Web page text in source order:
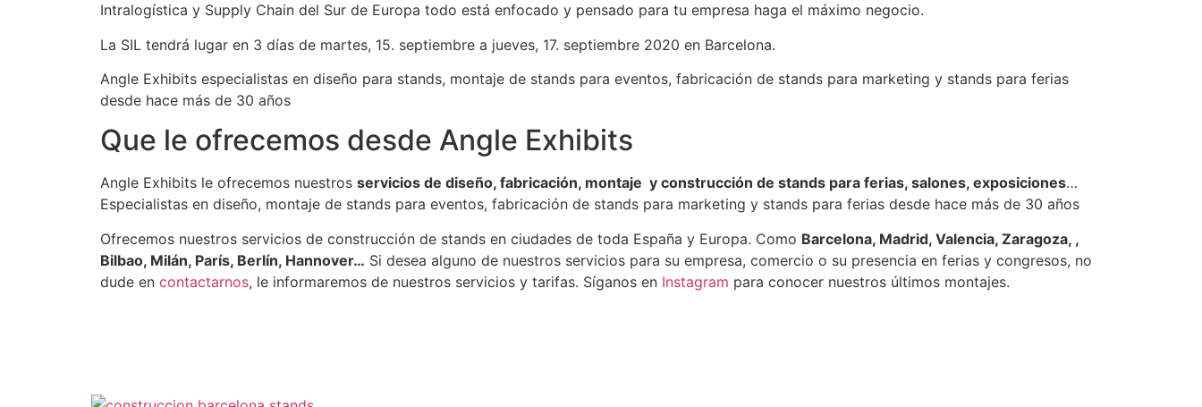
Intralogística y Supply Chain del Sur de Europa todo está enfocado y pensado para tu empresa haga el máximo negocio.
La SIL tendrá lugar en 3 días de martes, 15. septiembre a jueves, 17. septiembre 2020 en Barcelona.
Angle Exhibits especialistas en diseño para stands, montaje de stands para eventos, fabricación de stands para marketing y stands para ferias
desde hace más de 30 años
Que le ofrecemos desde Angle Exhibits
Angle Exhibits le ofrecemos nuestros servicios de diseño, fabricación, montaje y construcción de stands para ferias, salones, exposiciones…
Especialistas en diseño, montaje de stands para eventos, fabricación de stands para marketing y stands para ferias desde hace más de 30 años
Ofrecemos nuestros servicios de construcción de stands en ciudades de toda España y Europa. Como Barcelona, Madrid, Valencia, Zaragoza, ,
Bilbao, Milán, París, Berlín, Hannover… Si desea alguno de nuestros servicios para su empresa, comercio o su presencia en ferias y congresos, no
dude en contactarnos, le informaremos de nuestros servicios y tarifas. Síganos en Instagram para conocer nuestros últimos montajes.